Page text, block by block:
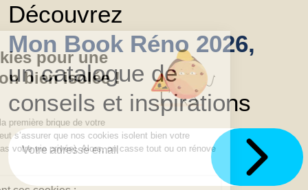
Découvrez
Mon Book Réno 2026,
un catalogue de
conseils et inspirations